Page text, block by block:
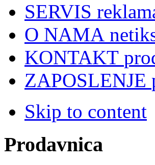
SERVIS
O NAMA
KONTAKT
ZAPOSLENJE
Skip to content
Prodavnica